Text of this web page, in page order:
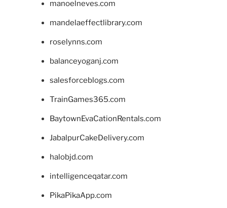
manoelneves.com
mandelaeffectlibrary.com
roselynns.com
balanceyoganj.com
salesforceblogs.com
TrainGames365.com
BaytownEvaCationRentals.com
JabalpurCakeDelivery.com
halobjd.com
intelligenceqatar.com
PikaPikaApp.com